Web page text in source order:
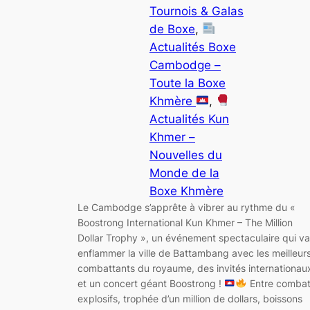
Tournois & Galas
de Boxe,
Actualités Boxe
Cambodge –
Toute la Boxe
Khmère
,
Actualités Kun
Khmer –
Nouvelles du
Monde de la
Boxe Khmère
Le Cambodge s’apprête à vibrer au rythme du «
Boostrong International Kun Khmer – The Million
Dollar Trophy », un événement spectaculaire qui va
enflammer la ville de Battambang avec les
combattants du royaume, des invités
et un concert géant Boostrong !
Entre
explosifs, trophée d’un million de dollars, boissons